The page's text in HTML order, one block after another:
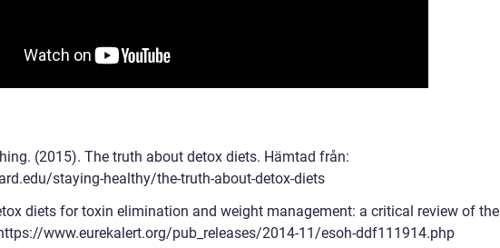
(2015). The truth about detox diets. Hämtad från:
staying-healthy/the-truth-about-detox-diets
diets for toxin elimination and weight management: a critical review of the
www.eurekalert.org/pub_releases/2014-11/esoh-ddf111914.php